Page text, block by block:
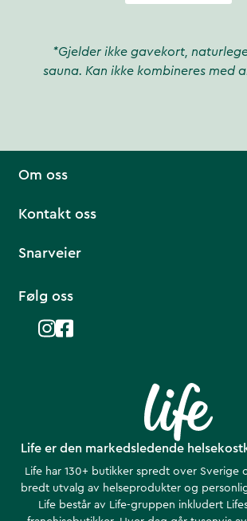
*Gjelder ikke gavekort,
sauna. Kan ikke kombineres med
Life er den markedsledende
Life har 130+ butikker spredt over Sverige
bredt utvalg av helseprodukter og
Life består av Life-gruppen inkludert
Om oss
Kontakt oss
Snarveier
Følg oss